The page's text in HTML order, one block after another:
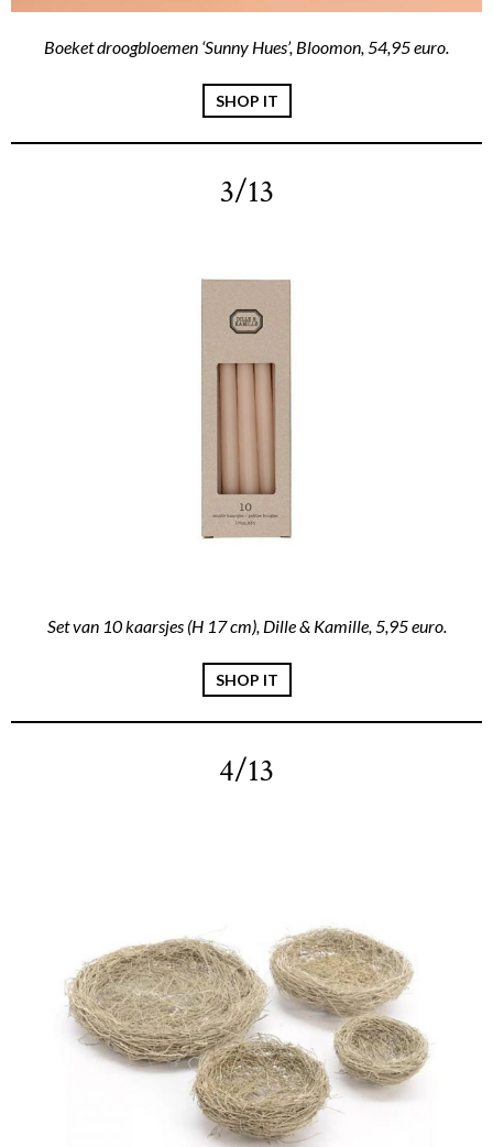
Boeket droogbloemen ‘Sunny Hues’, Bloomon, 54,95 euro.
SHOP IT
3/13
Set van 10 kaarsjes (H 17 cm), Dille & Kamille, 5,95 euro.
SHOP IT
4/13